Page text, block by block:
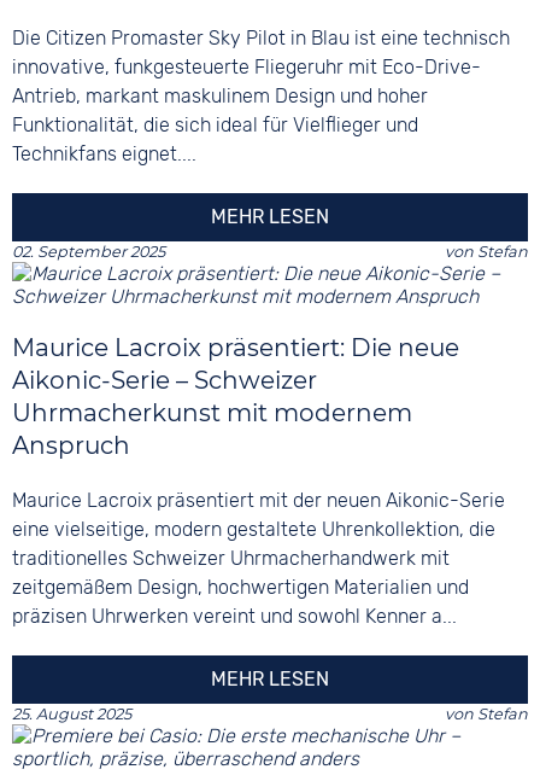
Die Citizen Promaster Sky Pilot in Blau ist eine technisch
innovative, funkgesteuerte Fliegeruhr mit Eco-Drive-
Antrieb, markant maskulinem Design und hoher
Funktionalität, die sich ideal für Vielflieger und
Technikfans eignet....
MEHR LESEN
02. September 2025 von Stefan
Maurice Lacroix präsentiert: Die neue
Aikonic-Serie – Schweizer
Uhrmacherkunst mit modernem
Anspruch
Maurice Lacroix präsentiert mit der neuen Aikonic-Serie
eine vielseitige, modern gestaltete Uhrenkollektion, die
traditionelles Schweizer Uhrmacherhandwerk mit
zeitgemäßem Design, hochwertigen Materialien und
präzisen Uhrwerken vereint und sowohl Kenner a...
MEHR LESEN
25. August 2025 von Stefan